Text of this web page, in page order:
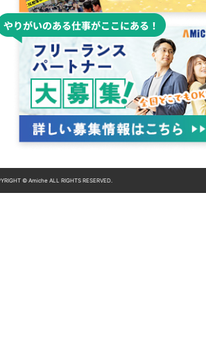
© Amiche ALL RIGHTS RESERVED.